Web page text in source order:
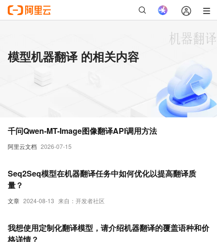
模型机器翻译 的相关内容
阿里云文档 2026-07-15
千问Qwen-MT-Image图像翻译API调用方法
文章 2024-08-13 来自：开发者社区
Seq2Seq模型在机器翻译任务中如何优化以提高翻译质
量？
我想使用定制化翻译模型，请介绍机器翻译的覆盖语种和价
格详情？